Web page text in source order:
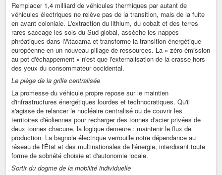
Remplacer 1,4 milliard de véhicules thermiques par autant de
véhicules électriques ne relève pas de la transition, mais de la fuite
en avant coloniale. L'extraction du lithium, du cobalt et des terres
rares saccage les sols du Sud global, assèche les nappes
phréatiques dans l'Atacama et transforme la transition énergétique
européenne en un nouveau pillage de ressources. La « zéro émission
au pot d'échappement » n'est que l'externalisation de la crasse hors
des yeux du consommateur occidental.
Le piège de la grille centralisée
La promesse du véhicule propre repose sur le maintien
d'infrastructures énergétiques lourdes et technocratiques. Qu'il
s'agisse de relancer le nucléaire centralisé ou de couvrir les
territoires d'éoliennes pour recharger des tonnes d'acier privées de
deux tonnes chacune, la logique demeure : maintenir le flux de
production. La bagnole électrique verrouille notre dépendance au
réseau de l'État et des multinationales de l'énergie, interdisant toute
forme de sobriété choisie et d'autonomie locale.
Sortir du dogme de la mobilité individuelle